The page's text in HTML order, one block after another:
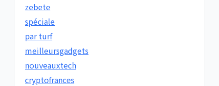
zebete
spéciale
par turf
meilleursgadgets
nouveauxtech
cryptofrances